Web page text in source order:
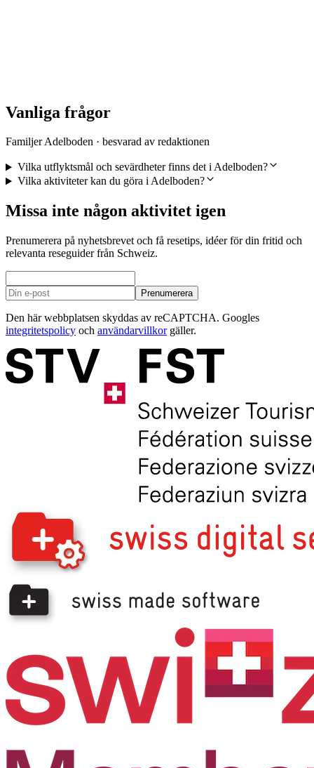
Vanliga frågor
Familjer Adelboden · besvarad av redaktionen
Vilka utflyktsmål och sevärdheter finns det i Adelboden?
Vilka aktiviteter kan du göra i Adelboden?
Missa inte någon aktivitet igen
Prenumerera på nyhetsbrevet och få resetips, idéer för din fritid och
relevanta reseguider från Schweiz.
Prenumerera
Den här webbplatsen skyddas av reCAPTCHA. Googles
integritetspolicy och användarvillkorgäller.